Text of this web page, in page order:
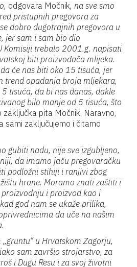
odgovara Močnik, na sve smo
pristupnih pregovora za
dobro dugotrajnih pregovora u
jer sam i sam bio dio
Komisiji trebalo 2001.g. napisati
biti proizvođača mlijeka.
će nas biti oko 15 tisuća, jer
trend opadanja broja mljekara,
tisuća, da bi nas danas, dakle
bilo manje od 5 tisuća, što
zaključka pita Močnik. Naravno,
sami zaključujemo i čitamo
gubiti nadu, nije sve izgubljeno,
da imamo jaču pregovaračku
podložni stihiji i ranjivi zbog
hrane. Moramo znati zaštiti i
i proizvod kao i
god nam se ukaže prilika,
da uče na našim
u Hrvatskom Zagorju,
sam završio strojarstvo, za
i Dugu Resu i za svoj životni